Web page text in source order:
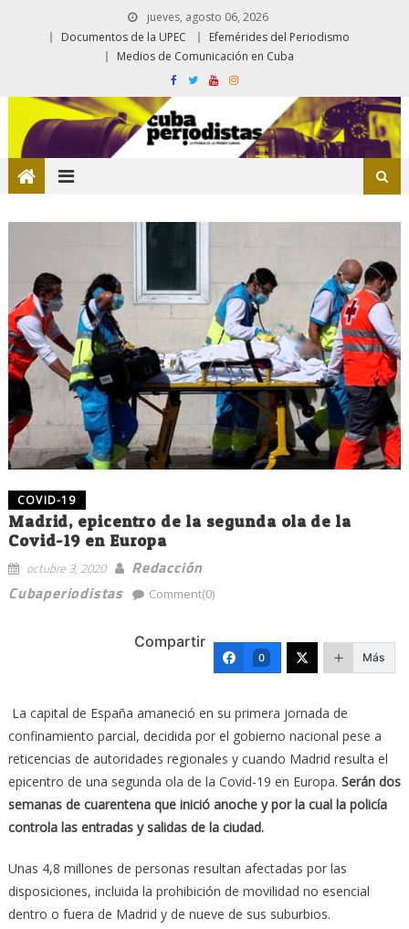
jueves, agosto 06, 2026
Documentos de la UPEC
Efemérides del Periodismo
Medios de Comunicación en Cuba
COVID-19
Madrid, epicentro de la segunda ola de la
Covid-19 en Europa
octubre 3, 2020
Redacción
Cubaperiodistas
Comment(0)
Compartir
0 Más
La capital de España amaneció en su primera jornada de
confinamiento parcial, decidida por el gobierno nacional pese a
reticencias de autoridades regionales y cuando Madrid resulta el
epicentro de una segunda ola de la Covid-19 en Europa. Serán dos
semanas de cuarentena que inició anoche y por la cual la policía
controla las entradas y salidas de la ciudad.
Unas 4,8 millones de personas resultan afectadas por las
disposiciones, incluida la prohibición de movilidad no esencial
dentro o fuera de Madrid y de nueve de sus suburbios.